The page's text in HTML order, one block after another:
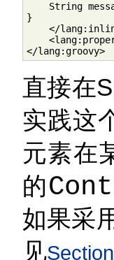
String
}
</
</lang:groovy>
直接在
实践这
元素在
的
如果采
见